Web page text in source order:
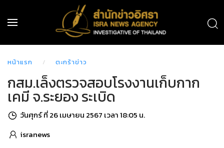
หน้าแรก ตะกร้าข่าว
กสม.เล็งตรวจสอบโรงงานเก็บกาก
เคมี จ.ระยอง ระเบิด
วันศุกร์ ที่ 26 เมษายน 2567 เวลา 18:05 น.
isranews